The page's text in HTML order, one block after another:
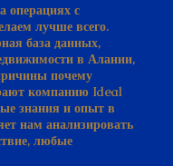
операциях с
лучше всего.
база данных,
в Алании,
почему
компанию Ideal
знания и опыт в
нам анализировать
любые